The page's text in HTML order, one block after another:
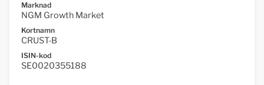
Marknad
NGM Growth Market
Kortnamn
CRUST-B
ISIN-kod
SE0020355188